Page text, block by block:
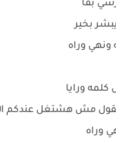
بقا
بخير
وراه
ورايا
بقول مش هشتغل عندكم
وراه